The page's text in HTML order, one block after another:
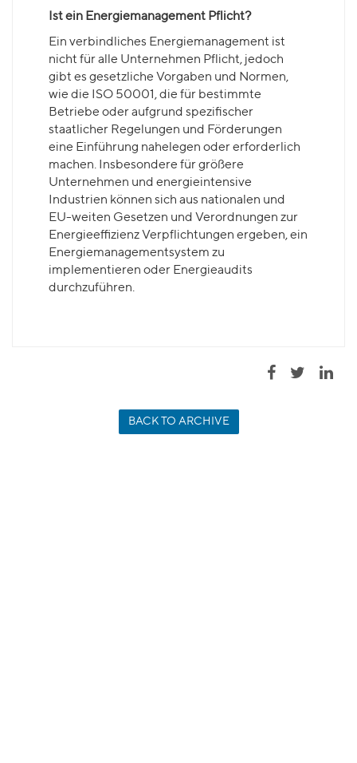
Ist ein Energiemanagement Pflicht?
Ein verbindliches Energiemanagement ist
nicht für alle Unternehmen Pflicht, jedoch
gibt es gesetzliche Vorgaben und Normen,
wie die ISO 50001, die für bestimmte
Betriebe oder aufgrund spezifischer
staatlicher Regelungen und Förderungen
eine Einführung nahelegen oder erforderlich
machen. Insbesondere für größere
Unternehmen und energieintensive
Industrien können sich aus nationalen und
EU-weiten Gesetzen und Verordnungen zur
Energieeffizienz Verpflichtungen ergeben, ein
Energiemanagementsystem zu
implementieren oder Energieaudits
durchzuführen.
BACK TO ARCHIVE